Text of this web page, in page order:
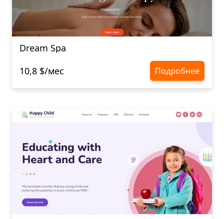
Dream Spa
10,8 $/мес
Подробнее